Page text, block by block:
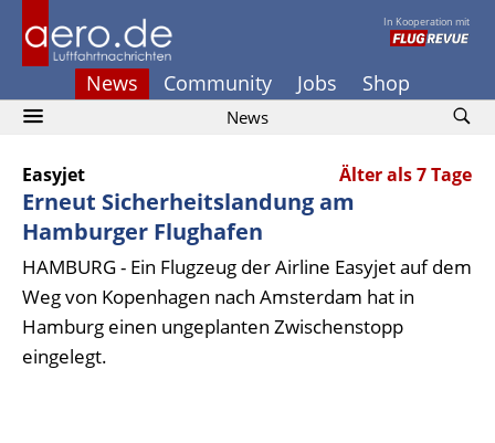
In Kooperation mit
News Community Jobs Shop
News
Easyjet Älter als 7 Tage
Erneut Sicherheitslandung am
Hamburger Flughafen
HAMBURG - Ein Flugzeug der Airline Easyjet auf dem
Weg von Kopenhagen nach Amsterdam hat in
Hamburg einen ungeplanten Zwischenstopp
eingelegt.